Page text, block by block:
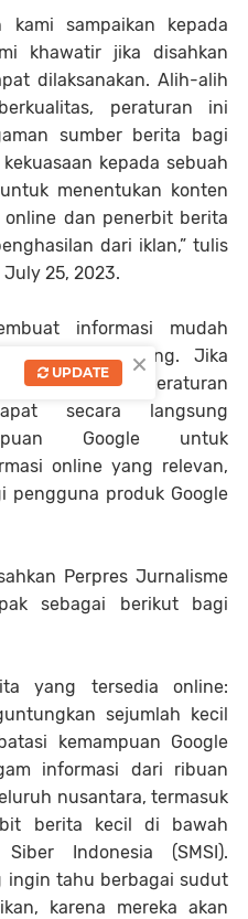
kami sampaikan kepada
khawatir jika disahkan
dilaksanakan. Alih-alih
peraturan ini
sumber berita bagi
kepada sebuah
menentukan konten
dan penerbit berita
dari iklan,” tulis
25, 2023.
informasi mudah
semua orang. Jika
sekarang, peraturan
secara langsung
Google untuk
online yang relevan,
pengguna produk Google
Perpres Jurnalisme
sebagai berikut bagi
yang tersedia online:
sejumlah kecil
kemampuan Google
informasi dari ribuan
nusantara, termasuk
berita kecil di bawah
Indonesia (SMSI).
ingin tahu berbagai sudut
karena mereka akan
×
UPDATE